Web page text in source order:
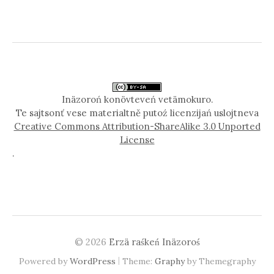
Inäzoroń konövteveń vetämokuro.
Te sajtsonť vese materialtně putoź licenzijań uslojtneva
Creative Commons Attribution-ShareAlike 3.0 Unported
License
.
© 2026 Erzä raśkeń Inäzoroś
Powered byWordPress | Theme: Graphyby Themegraphy